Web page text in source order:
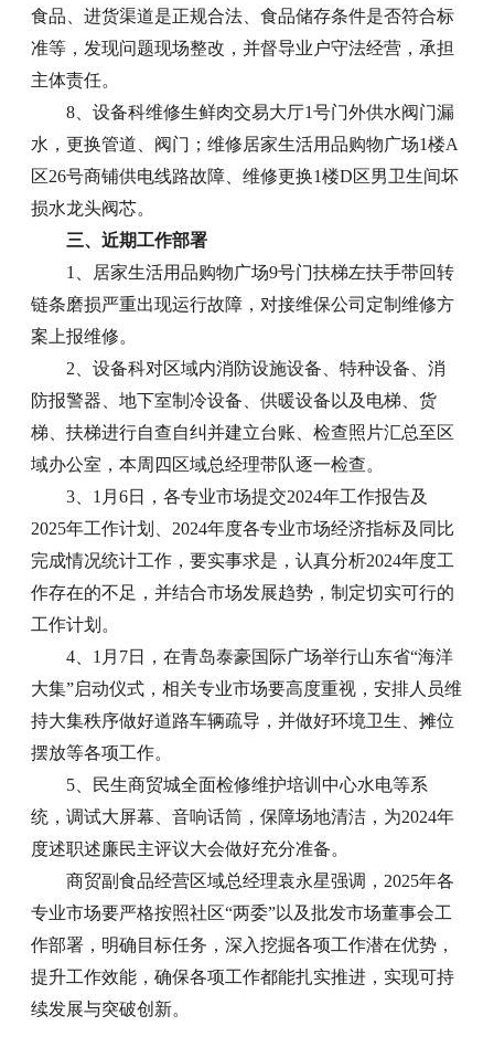
食品、进货渠道是正规合法、食品储存条件是否符合标
准等，发现问题现场整改，并督导业户守法经营，承担
主体责任。
8、设备科维修生鲜肉交易大厅1号门外供水阀门漏
水，更换管道、阀门；维修居家生活用品购物广场1楼A
区26号商铺供电线路故障、维修更换1楼D区男卫生间坏
损水龙头阀芯。
三、近期工作部署
1、居家生活用品购物广场9号门扶梯左扶手带回转
链条磨损严重出现运行故障，对接维保公司定制维修方
案上报维修。
2、设备科对区域内消防设施设备、特种设备、消
防报警器、地下室制冷设备、供暖设备以及电梯、货
梯、扶梯进行自查自纠并建立台账、检查照片汇总至区
域办公室，本周四区域总经理带队逐一检查。
3、1月6日，各专业市场提交2024年工作报告及
2025年工作计划、2024年度各专业市场经济指标及同比
完成情况统计工作，要实事求是，认真分析2024年度工
作存在的不足，并结合市场发展趋势，制定切实可行的
工作计划。
4、1月7日，在青岛泰豪国际广场举行山东省“海洋
大集”启动仪式，相关专业市场要高度重视，安排人员维
持大集秩序做好道路车辆疏导，并做好环境卫生、摊位
摆放等各项工作。
5、民生商贸城全面检修维护培训中心水电等系
统，调试大屏幕、音响话筒，保障场地清洁，为2024年
度述职述廉民主评议大会做好充分准备。
商贸副食品经营区域总经理袁永星强调，2025年各
专业市场要严格按照社区“两委”以及批发市场董事会工
作部署，明确目标任务，深入挖掘各项工作潜在优势，
提升工作效能，确保各项工作都能扎实推进，实现可持
续发展与突破创新。